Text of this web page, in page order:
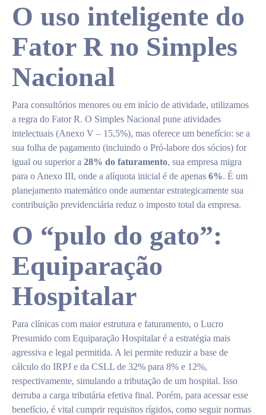
O uso inteligente do
Fator R no Simples
Nacional
Para consultórios menores ou em início de atividade, utilizamos
a regra do Fator R. O Simples Nacional pune atividades
intelectuais (Anexo V – 15,5%), mas oferece um benefício: se a
sua folha de pagamento (incluindo o Pró-labore dos sócios) for
igual ou superior a 28% do faturamento, sua empresa migra
para o Anexo III, onde a alíquota inicial é de apenas 6%. É um
planejamento matemático onde aumentar estrategicamente sua
contribuição previdenciária reduz o imposto total da empresa.
O “pulo do gato”:
Equiparação
Hospitalar
Para clínicas com maior estrutura e faturamento, o Lucro
Presumido com Equiparação Hospitalar é a estratégia mais
agressiva e legal permitida. A lei permite reduzir a base de
cálculo do IRPJ e da CSLL de 32% para 8% e 12%,
respectivamente, simulando a tributação de um hospital. Isso
derruba a carga tributária efetiva final. Porém, para acessar esse
benefício, é vital cumprir requisitos rígidos, como seguir normas